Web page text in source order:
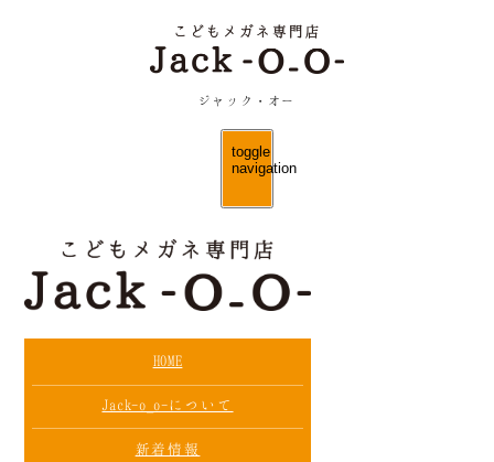
ジャック・オー
toggle
navigation
HOME
Jack-o_o-について
新着情報